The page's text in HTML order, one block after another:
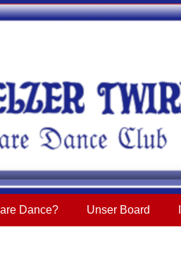
Dance? Unser Board